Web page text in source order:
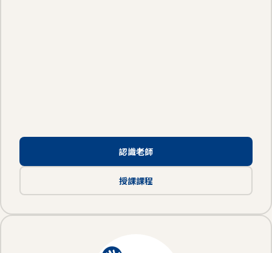
認識老師
授課課程